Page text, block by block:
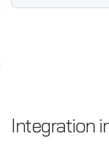
Integration